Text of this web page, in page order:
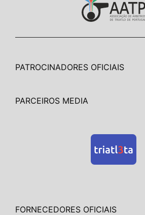
PATROCINADORES OFICIAIS
PARCEIROS MEDIA
FORNECEDORES OFICIAIS